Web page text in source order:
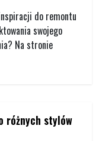
do remontu
swojego
Na stronie
różnych stylów